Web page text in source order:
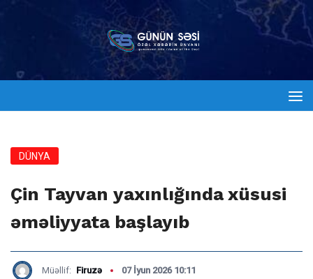
DÜNYA
Çin Tayvan yaxınlığında xüsusi
əməliyyata başlayıb
Müəllif: Firuzə 07 İyun 2026 10:11